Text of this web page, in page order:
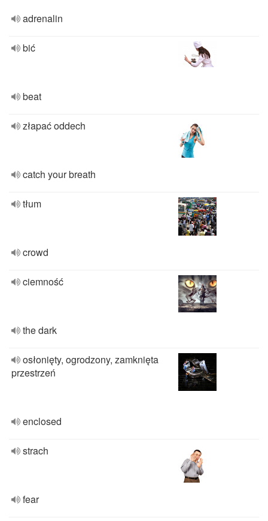
adrenalin
bić
beat
złapać oddech
catch your breath
tłum
crowd
ciemność
the dark
osłonięty, ogrodzony, zamknięta
przestrzeń
enclosed
strach
fear